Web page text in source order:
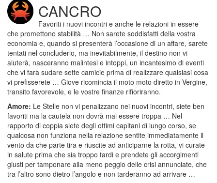
CANCRO
Favoriti i nuovi incontri e anche le relazioni in essere
che promettono stabilità … Non sarete soddisfatti della vostra
economia e, quando si presenterà l’occasione di un affare, sarete
tentati nel concluderlo, ma inevitabilmente, il destino non vi
aiuterà, nasceranno malintesi e intoppi, un incantesimo di eventi
che vi farà sudare sette camicie prima di realizzare qualsiasi cosa
vi prefisserete … Giove ricomincia il moto moto diretto in Vergine,
transito favorevole, e le vostre finanze rifioriranno.
Amore: Le Stelle non vi penalizzano nei nuovi incontri, siete ben
favoriti ma la cautela non dovrà mai essere troppa … Nel
rapporto di coppia siete degli ottimi capitani di lungo corso, se
qualcosa non funziona nella relazione sentite immediatamente il
vento da che parte tira e riuscite ad anticiparne la rotta, vi curate
in salute prima che sia troppo tardi e prendete gli accorgimenti
giusti per tamponare alla meno peggio delle crisi annunciate, che
tra l’altro sono dietro l’angolo e non tarderanno ad arrivare …